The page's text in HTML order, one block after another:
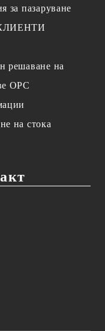
за пазаруване
решаване на
OPC
на стока